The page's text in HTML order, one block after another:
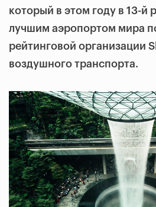
который в этом году в 13-й
лучшим аэропортом мира
рейтинговой организации
воздушного транспорта.